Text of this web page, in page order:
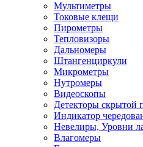
Мультиметры
Токовые клещи
Пирометры
Тепловизоры
Дальномеры
Штангенциркули
Микрометры
Нутромеры
Видеоскопы
Детекторы скрытой
Индикатор
Невелиры, Уровни
Влагомеры